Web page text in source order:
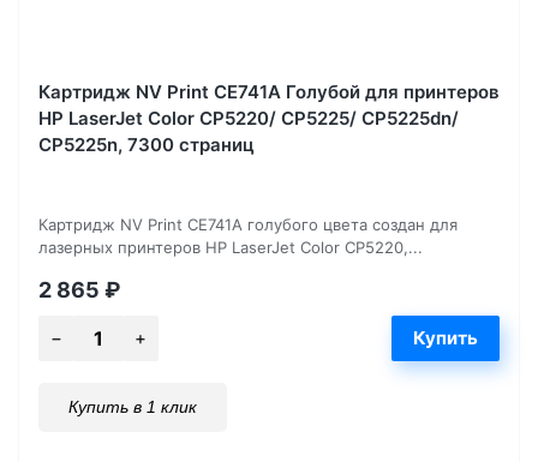
Картридж NV Print CE741A Голубой для принтеров
HP LaserJet Color CP5220/ CP5225/ CP5225dn/
CP5225n, 7300 страниц
Картридж NV Print CE741A голубого цвета создан для
лазерных принтеров HP LaserJet Color CP5220,...
2 865 ₽
Купить в 1 клик